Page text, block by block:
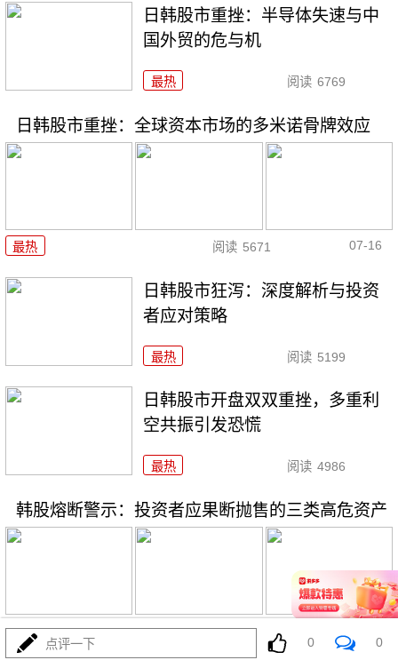
日韩股市重挫：半导体失速与中
国外贸的危与机
最热 阅读 6769
日韩股市重挫：全球资本市场的多米诺骨牌效应
最热 阅读 5671 07-16
日韩股市狂泻：深度解析与投资
者应对策略
最热 阅读 5199
日韩股市开盘双双重挫，多重利
空共振引发恐慌
最热 阅读 4986
韩股熔断警示：投资者应果断抛售的三类高危资产
最热 阅读 3739
点评一下 0 0